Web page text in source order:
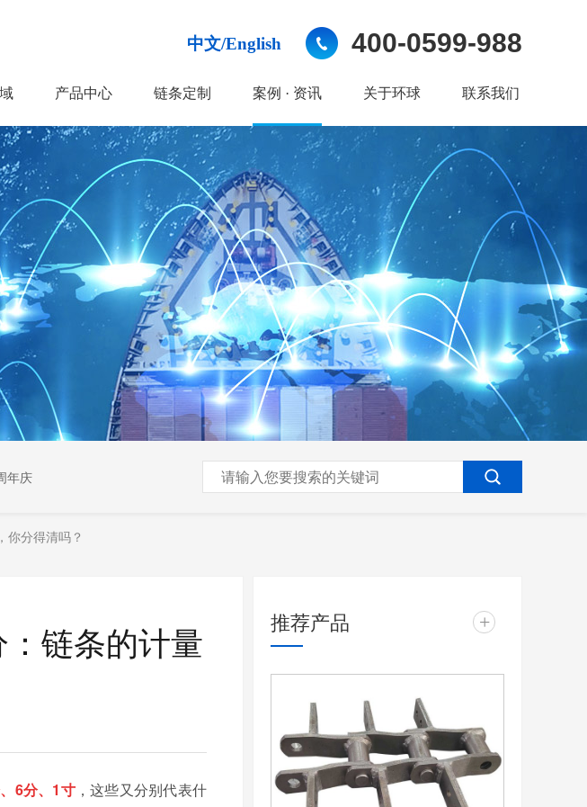
中文/English 400-0599-988
产品中心 链条定制 案例 · 资讯 关于环球 联系我们
年庆
你分得清吗？
链条的计量
6分、1寸，这些又分别代表什
推荐产品 +